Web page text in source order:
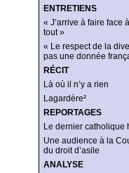
ENTRETIENS
« J’arrive à faire face
tout »
« Le respect de la
pas une donnée
RÉCIT
Là où il n’y a rien
Lagardère²
REPORTAGES
Le dernier catholique
Une audience à la
du droit d’asile
ANALYSE